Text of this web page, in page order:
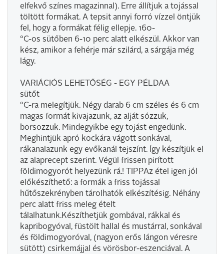
elfekvő színes magazinnal). Erre állítjuk a tojással
töltött formákat. A tepsit annyi forró vízzel öntjük
fel, hogy a formákat félig ellepje. 160-
°C-os sütőben 6-10 perc alatt elkészül. Akkor van
kész, amikor a fehérje már szilárd, a sárgája még
lágy.
VARIÁCIÓS LEHETŐSÉG - EGY PÉLDAA
sütőt
°C-ra melegítjük. Négy darab 6 cm széles és 6 cm
magas formát kivajazunk, az alját sózzuk,
borsozzuk. Mindegyikbe egy tojást engedünk.
Meghintjük apró kockára vágott sonkával,
rákanalazunk egy evőkanál tejszínt. Így készítjük el
az alaprecept szerint. Végül frissen pirított
földimogyorót helyezünk rá.! TIPPAz étel igen jól
előkészíthető: a formák a friss tojással
hűtőszekrényben tárolhatók elkészítésig. Néhány
perc alatt friss meleg ételt
tálalhatunk.Készíthetjük gombával, rákkal és
kapribogyóval, füstölt hallal és mustárral, sonkával
és földimogyoróval, (nagyon erős lángon véresre
sütött) csirkemájjal és vörösbor-eszenciával. A